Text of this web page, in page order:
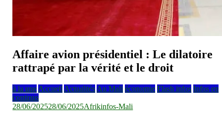
Affaire avion présidentiel : Le dilatoire
rattrapé par la vérité et le droit
à la une Accueil Actualités Au Mali économie Flash infos Infos en
continus
28/06/202528/06/2025Afrikinfos-Mali